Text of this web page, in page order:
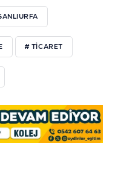
# TİCARET